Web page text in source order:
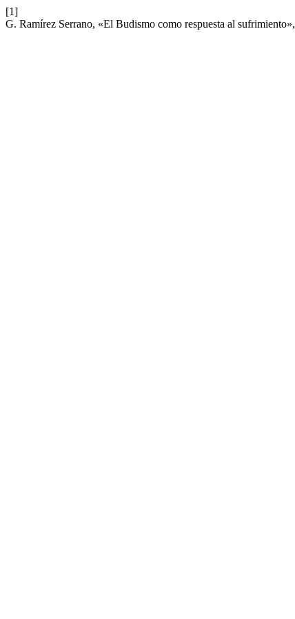
[1]
G. Ramírez Serrano, «El Budismo como respuesta al sufrimiento»,